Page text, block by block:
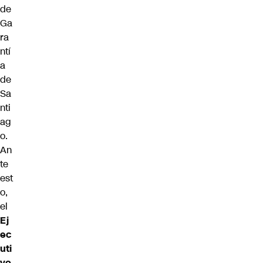
de
Ga
ra
ntí
a
de
Sa
nti
ag
o.
An
te
est
o,
el
Ej
ec
uti